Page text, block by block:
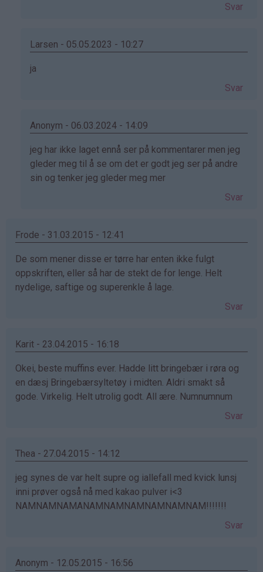
bekreftet)
Svar
Larsen - 05.05.2023 - 10:27
Som
Helene
bekreftet)
ja
Svar
Anonym - 06.03.2024 - 14:09
Som
svar
på
bekreftet)
jeg har ikke laget ennå ser på kommentarer men jeg
gleder meg til å se om det er godt jeg ser på andre
sin og tenker jeg gleder meg mer
Svar
Frode - 31.03.2015 - 12:41
De som mener disse er tørre har enten ikke fulgt
oppskriften, eller så har de stekt de for lenge. Helt
nydelige, saftige og superenkle å lage.
Svar
Karit - 23.04.2015 - 16:18
Okei, beste muffins ever. Hadde litt bringebær i røra og
en dæsj Bringebærsyltetøy i midten. Aldri smakt så
gode. Virkelig. Helt utrolig godt. All ære. Numnumnum
Svar
Thea - 27.04.2015 - 14:12
jeg synes de var helt supre og iallefall med kvick lunsj
inni prøver også nå med kakao pulver i<3
NAMNAMNAMANAMNAMNAMNAMNAMNAM!!!!!!!
Svar
Anonym - 12.05.2015 - 16:56